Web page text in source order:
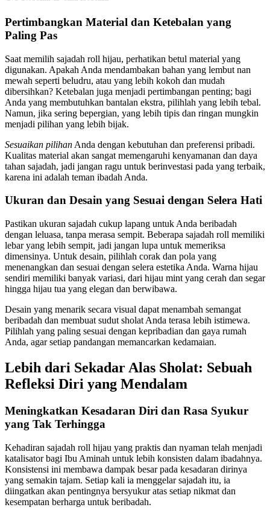
Pertimbangkan Material dan Ketebalan yang
Paling Pas
Saat memilih sajadah roll hijau, perhatikan betul material yang
digunakan. Apakah Anda mendambakan bahan yang lembut nan
mewah seperti beludru, atau yang lebih kokoh dan mudah
dibersihkan? Ketebalan juga menjadi pertimbangan penting; bagi
Anda yang membutuhkan bantalan ekstra, pilihlah yang lebih tebal.
Namun, jika sering bepergian, yang lebih tipis dan ringan mungkin
menjadi pilihan yang lebih bijak.
Sesuaikan pilihan Anda dengan kebutuhan dan preferensi pribadi.
Kualitas material akan sangat memengaruhi kenyamanan dan daya
tahan sajadah, jadi jangan ragu untuk berinvestasi pada yang terbaik,
karena ini adalah teman ibadah Anda.
Ukuran dan Desain yang Sesuai dengan Selera Hati
Pastikan ukuran sajadah cukup lapang untuk Anda beribadah
dengan leluasa, tanpa merasa sempit. Beberapa sajadah roll memiliki
lebar yang lebih sempit, jadi jangan lupa untuk memeriksa
dimensinya. Untuk desain, pilihlah corak dan pola yang
menenangkan dan sesuai dengan selera estetika Anda. Warna hijau
sendiri memiliki banyak variasi, dari hijau mint yang cerah dan segar
hingga hijau tua yang elegan dan berwibawa.
Desain yang menarik secara visual dapat menambah semangat
beribadah dan membuat sudut sholat Anda terasa lebih istimewa.
Pilihlah yang paling sesuai dengan kepribadian dan gaya rumah
Anda, agar setiap pandangan memancarkan kedamaian.
Lebih dari Sekadar Alas Sholat: Sebuah
Refleksi Diri yang Mendalam
Meningkatkan Kesadaran Diri dan Rasa Syukur
yang Tak Terhingga
Kehadiran sajadah roll hijau yang praktis dan nyaman telah menjadi
katalisator bagi Ibu Aminah untuk lebih konsisten dalam ibadahnya.
Konsistensi ini membawa dampak besar pada kesadaran dirinya
yang semakin tajam. Setiap kali ia menggelar sajadah itu, ia
diingatkan akan pentingnya bersyukur atas setiap nikmat dan
kesempatan berharga untuk beribadah.